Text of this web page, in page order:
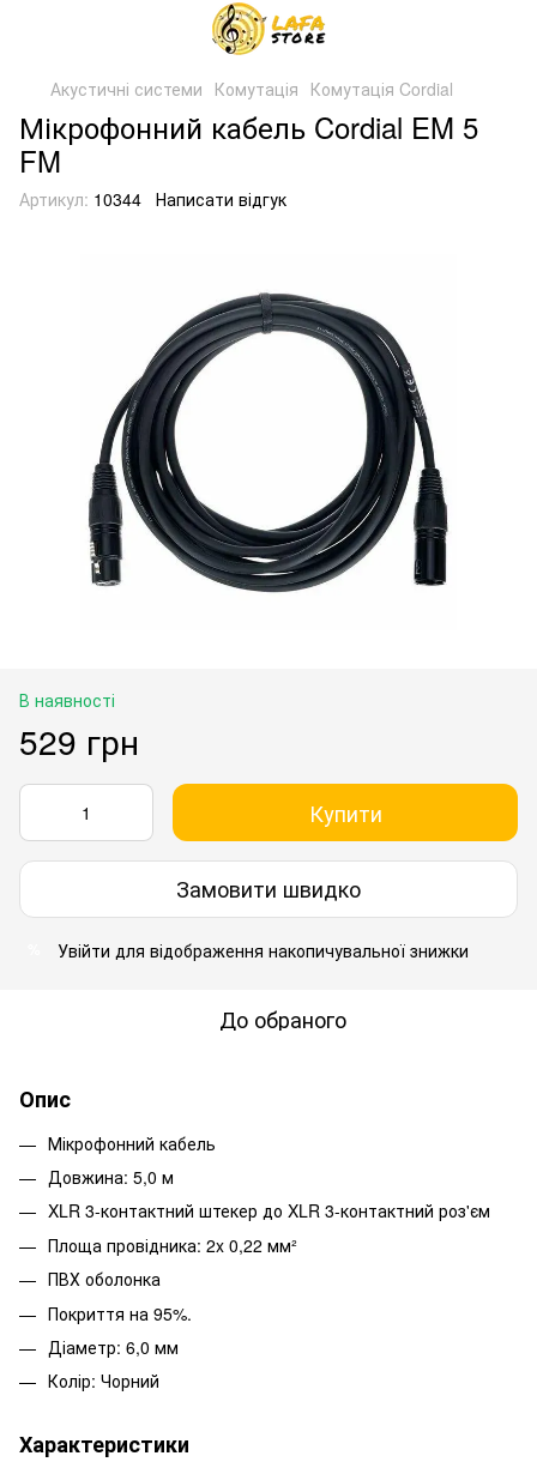
Акустичні системи Комутація Комутація Cordial
Мікрофонний кабель Cordial EM 5
FM
Артикул: 10344 Написати відгук
В наявності
529 грн
Купити
Замовити швидко
Увійти для відображення накопичувальної знижки
До обраного
Опис
Мікрофонний кабель
Довжина: 5,0 м
XLR 3-контактний штекер до XLR 3-контактний роз'єм
Площа провідника: 2x 0,22 мм²
ПВХ оболонка
Покриття на 95%.
Діаметр: 6,0 мм
Колір: Чорний
Характеристики